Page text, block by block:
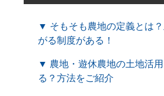
▼ そもそも農地の定義とは
がる制度がある！
▼ 農地・遊休農地の土地活
る？方法をご紹介